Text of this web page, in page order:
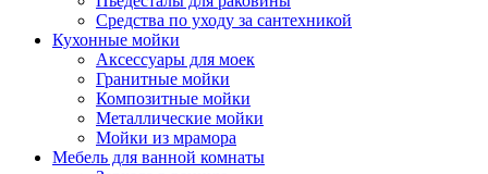
Средства по уходу за сантехникой
Кухонные мойки
Аксессуары для моек
Гранитные мойки
Композитные мойки
Металлические мойки
Мойки из мрамора
Мебель для ванной комнаты